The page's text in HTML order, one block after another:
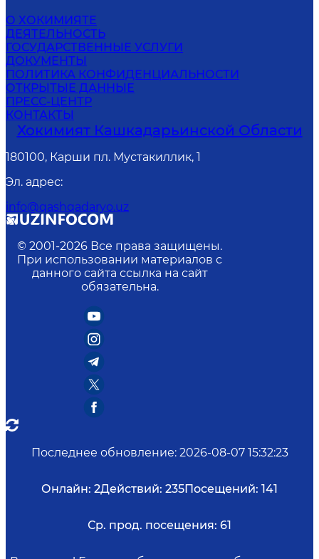
О ХОКИМИЯТЕ
ДЕЯТЕЛЬНОСТЬ
ГОСУДАРСТВЕННЫЕ УСЛУГИ
ДОКУМЕНТЫ
ПОЛИТИКА КОНФИДЕНЦИАЛЬНОСТИ
ОТКРЫТЫЕ ДАННЫЕ
ПРЕСС-ЦЕНТР
КОНТАКТЫ
Хокимият Кашкадарьинской Области
180100, Карши пл. Мустакиллик, 1
Эл. адрес:
info@qashqadaryo.uz
© 2001-2026 Все права защищены.
При использовании материалов с
данного сайта ссылка на сайт
обязательна.
Последнее обновление: 2026-08-07 15:32:23
Онлайн: 2Действий: 235Посещений: 141
Ср. прод. посещения: 61